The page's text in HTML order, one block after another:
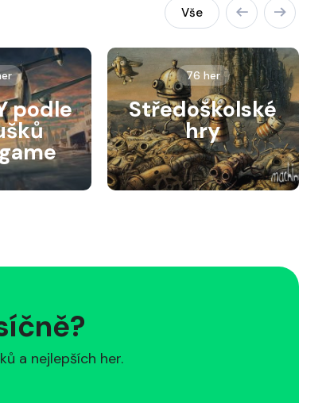
Vše
podle
76 her
Středoškolské
hry
a nejlepších her.